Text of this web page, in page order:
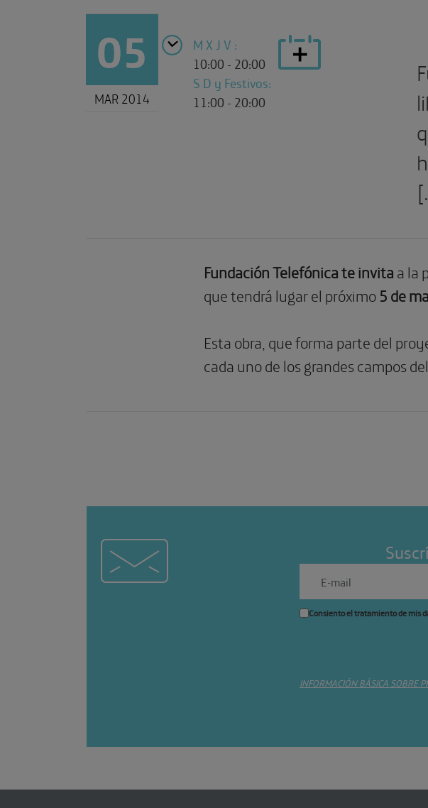
05
MAR 2014
M X J V :
10:00 - 20:00
S D y Festivos:
11:00 - 20:00
Fundación Telefónica te invitaa la
que tendrá lugar el próximo5 de
Esta obra, que forma parte del
cada uno de los grandes campos
Consiento el tratamiento de mis
INFORMACIÓN BÁSICA SOBRE